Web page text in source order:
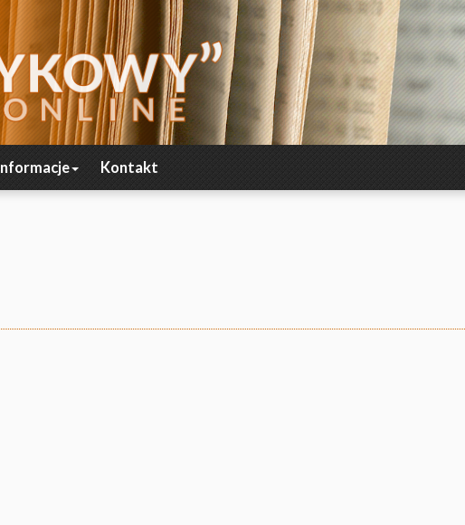
Informacje Kontakt